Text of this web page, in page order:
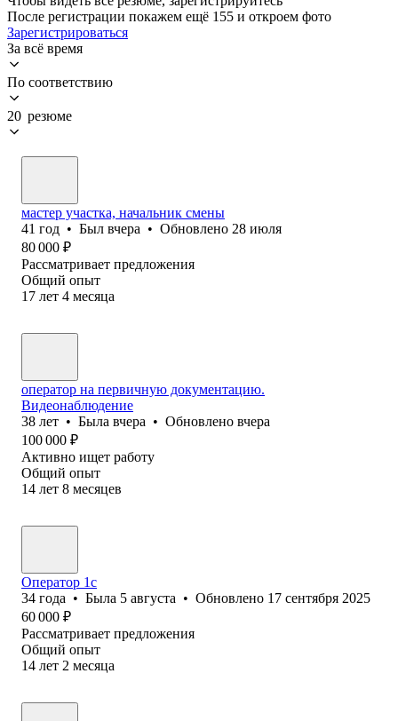
После регистрации покажем ещё 155 и откроем фото
Зарегистрироваться
За всё время
По соответствию
20 резюме
мастер участка, начальник смены
41 год • Был вчера • Обновлено 28 июля
80 000 ₽
Рассматривает предложения
Общий опыт
17 лет 4 месяца
оператор на первичную документацию.
Видеонаблюдение
38 лет • Была вчера • Обновлено вчера
100 000 ₽
Активно ищет работу
Общий опыт
14 лет 8 месяцев
Оператор 1с
34 года • Была 5 августа • Обновлено 17 сентября 2025
60 000 ₽
Рассматривает предложения
Общий опыт
14 лет 2 месяца